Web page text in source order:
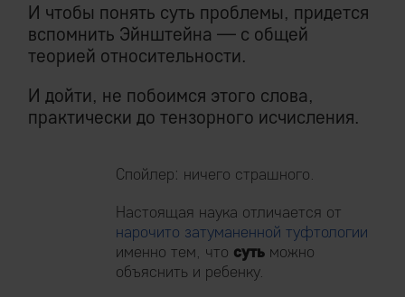
И чтобы понять суть проблемы, придется
вспомнить Эйнштейна — с общей
теорией относительности.
И дойти, не побоимся этого слова,
практически до тензорного исчисления.
Спойлер: ничего страшного.
Настоящая наука отличается от
нарочито затуманенной туфтологии
именно тем, что суть можно
объяснить и ребенку.